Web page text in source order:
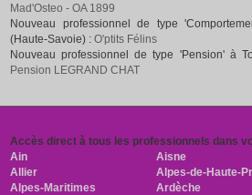
Mad'Osteo - OA 1899
Nouveau professionnel de type
(Haute-Savoie) :O'ptits Félins
Nouveau professionnel de type 'Pension' à
Pension LEGRAND CHAT
Accès direct à tous les professionnels dans
Ain
Aisne
Allier
Alpes-de-Haute-
Alpes-Maritimes
Ardèche